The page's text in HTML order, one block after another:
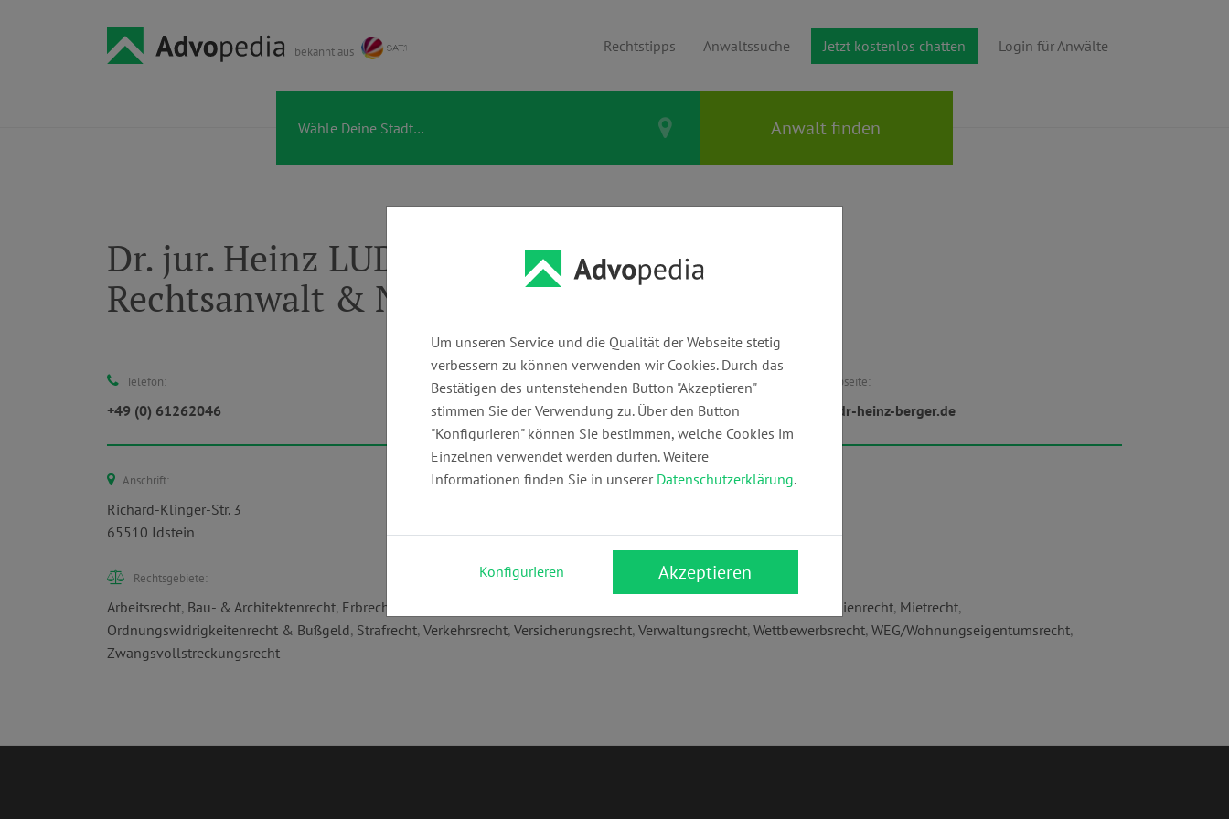
bekannt aus Rechtstipps Anwaltssuche Jetzt kostenlos chatten Login für Anwälte
Dr. jur. Heinz LUDWIG BERGER |
Rechtsanwalt & Notar a.D.
Telefon:
+49 (0) 61262046
E-Mail:
info@dr-heinz-berger.de
Webseite:
www.dr-heinz-berger.de
Anschrift:
Richard-Klinger-Str. 3
65510 Idstein
Rechtsgebiete:
Arbeitsrecht, Bau- & Architektenrecht, Erbrecht Grundstücks- & Immobilienrecht, Mietrecht,
Ordnungswidrigkeitenrecht & Bußgeld, Strafrecht, Verkehrsrecht, Versicherungsrecht, Verwaltungsrecht, Wettbewerbsrecht, WEG/Wohnungseigentumsrecht,
Zwangsvollstreckungsrecht
Um unseren Service und die Qualität der Webseite stetig
verbessern zu können verwenden wir Cookies. Durch das
Bestätigen des untenstehenden Button "Akzeptieren"
stimmen Sie der Verwendung zu. Über den Button
"Konfigurieren" können Sie bestimmen, welche Cookies im
Einzelnen verwendet werden dürfen. Weitere
Informationen finden Sie in unserer Datenschutzerklärung.
Konfigurieren Akzeptieren